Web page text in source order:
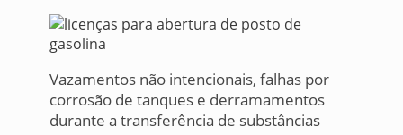
Vazamentos não intencionais, falhas por
corrosão de tanques e derramamentos
durante a transferência de substâncias